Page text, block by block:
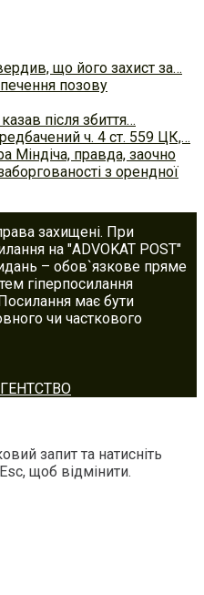
що його захист за…
позову
після збиття…
ч. 4 ст. 559 ЦК,…
Міндіча, правда, заочно
з орендної
захищені. При
на "ADVOKAT POST"
– обов`язкове пряме
гіперпосилання
має бути
чи часткового
запит та натисніть
щоб відмінити.